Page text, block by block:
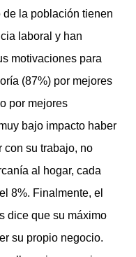
de la población tienen
laboral y han
motivaciones para
(87%) por mejores
por mejores
bajo impacto haber
con su trabajo, no
al hogar, cada
8%. Finalmente, el
dice que su máximo
su propio negocio.